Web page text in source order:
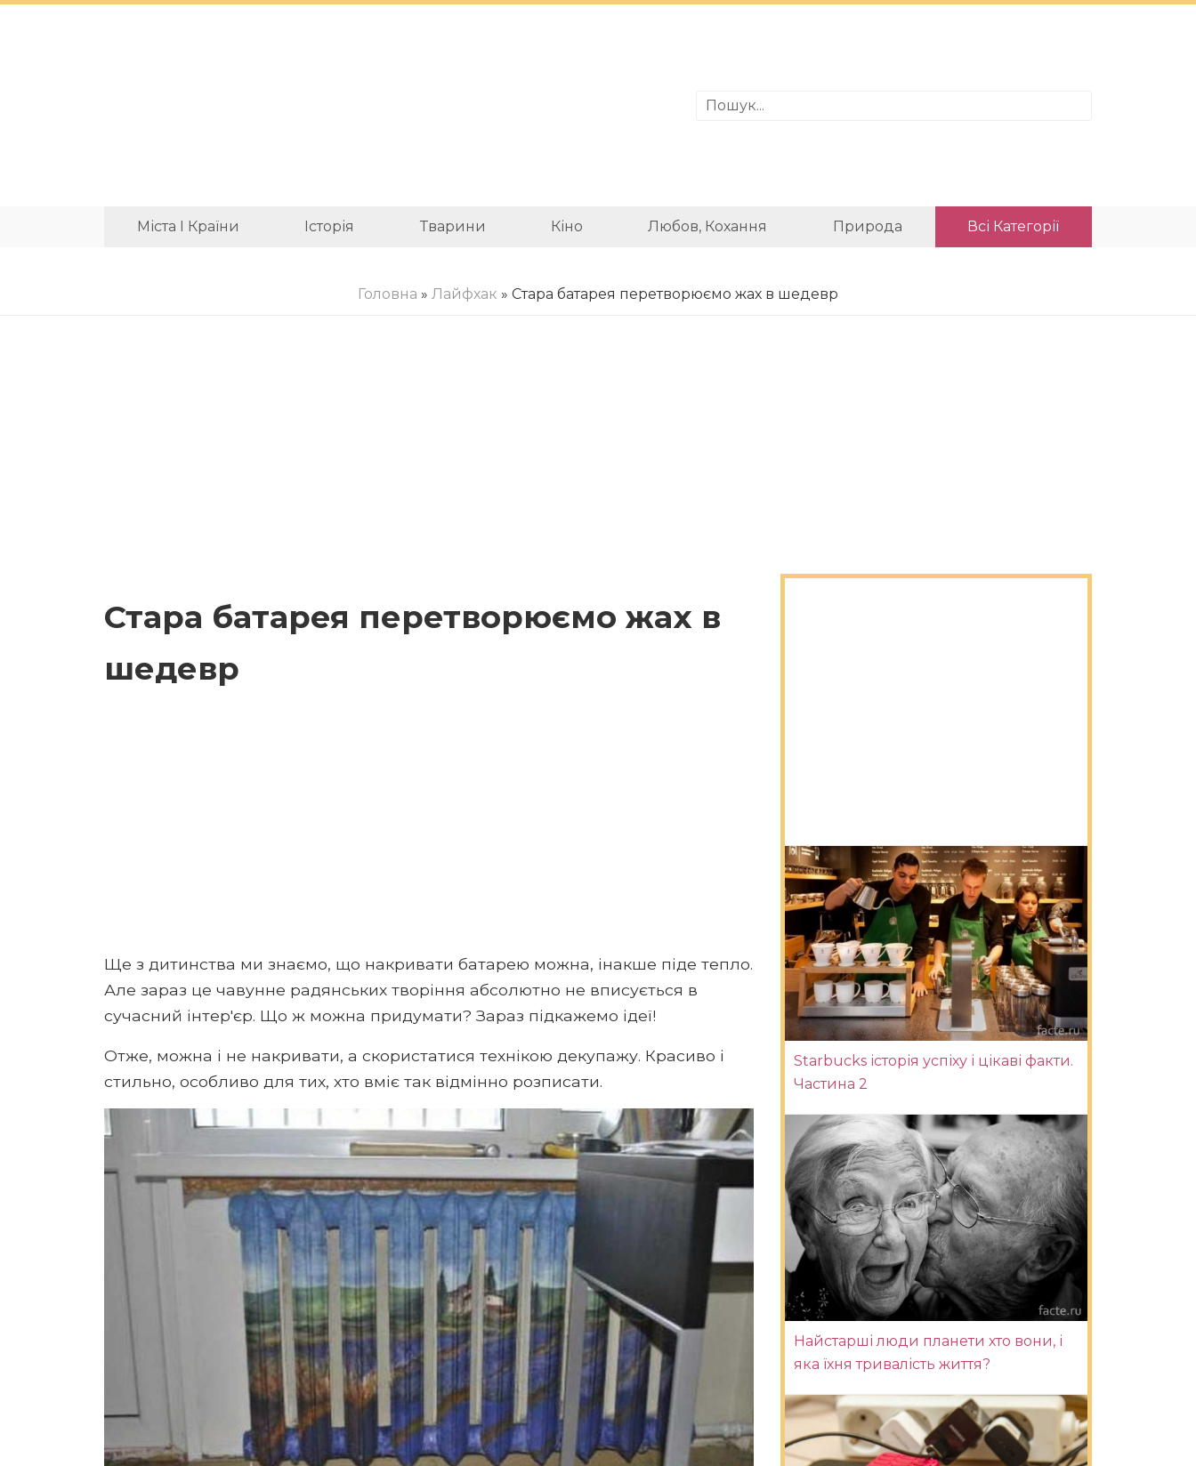
Міста І Країни Історія Тварини Кіно Любов, Кохання Природа Всі Категорії
Головна » Лайфхак » Стара батарея перетворюємо жах в шедевр
Стара батарея перетворюємо жах в
шедевр
Ще з дитинства ми знаємо, що накривати батарею можна, інакше піде тепло.
Але зараз це чавунне радянських творіння абсолютно не вписується в
сучасний інтер'єр. Що ж можна придумати? Зараз підкажемо ідеї!
Отже, можна і не накривати, а скористатися технікою декупажу. Красиво і
стильно, особливо для тих, хто вміє так відмінно розписати.
Starbucks історія успіху і цікаві факти.
Частина 2
Найстарші люди планети хто вони, і
яка їхня тривалість життя?